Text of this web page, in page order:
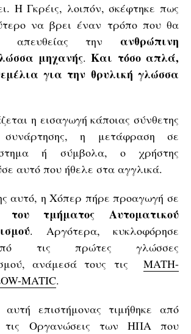
Η Γκρέις, λοιπόν, σκέφτηκε πως
να βρει έναν τρόπο που θα
απευθείας την ανθρώπινη
μηχανής.Και τόσο απλά,
για την θρυλική γλώσσα
η εισαγωγή κάποιας σύνθετης
συνάρτησης, η μετάφραση σε
ή σύμβολα, ο χρήστης
αυτό που ήθελε στα αγγλικά.
αυτό, η Χόπερ πήρε προαγωγή σε
του τμήματος Αυτοματικού
. Αργότερα, κυκλοφόρησε
τις πρώτες γλώσσες
ανάμεσά τους τις MATH-
MATIC.
αυτή επιστήμονας τιμήθηκε από
τις Οργανώσεις των ΗΠΑ που